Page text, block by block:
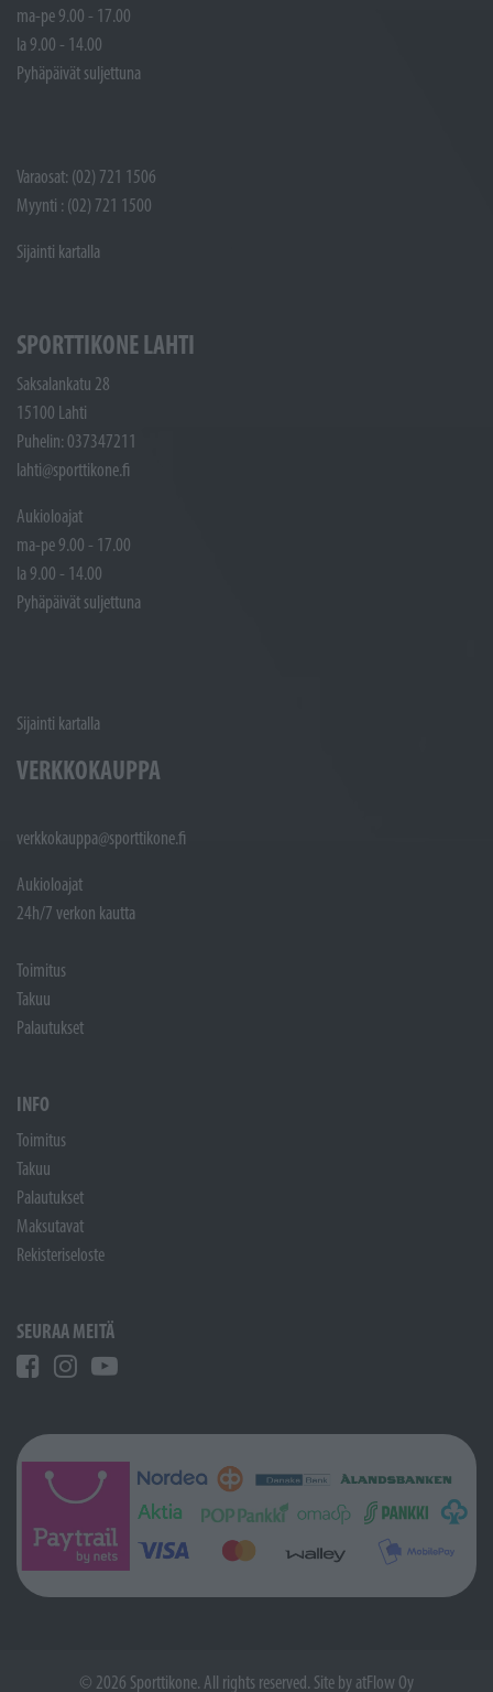
ma-pe 9.00 - 17.00
la 9.00 - 14.00
Pyhäpäivät suljettuna
Varaosat: (02) 721 1506
Myynti : (02) 721 1500
Sijainti kartalla
SPORTTIKONE LAHTI
Saksalankatu 28
15100 Lahti
Puhelin: 037347211
lahti@sporttikone.fi
Aukioloajat
ma-pe 9.00 - 17.00
la 9.00 - 14.00
Pyhäpäivät suljettuna
Sijainti kartalla
VERKKOKAUPPA
verkkokauppa@sporttikone.fi
Aukioloajat
24h/7 verkon kautta
Toimitus
Takuu
Palautukset
INFO
Toimitus
Takuu
Palautukset
Maksutavat
Rekisteriseloste
SEURAA MEITÄ
© 2026 Sporttikone. All rights reserved. Site by atFlow Oy